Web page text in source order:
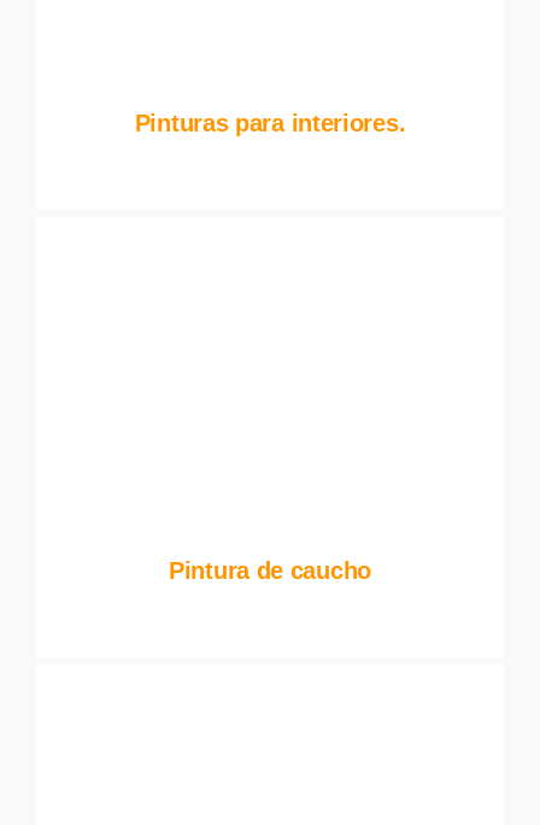
Pinturas para interiores.
Pintura de caucho